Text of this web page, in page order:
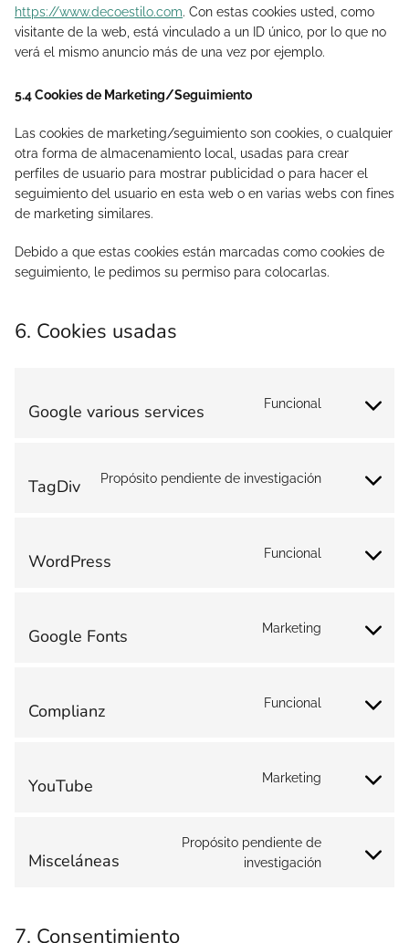
https://www.decoestilo.com. Con estas cookies usted, como
visitante de la web, está vinculado a un ID único, por lo que no
verá el mismo anuncio más de una vez por ejemplo.
5.4 Cookies de Marketing/Seguimiento
Las cookies de marketing/seguimiento son cookies, o cualquier
otra forma de almacenamiento local, usadas para crear
perfiles de usuario para mostrar publicidad o para hacer el
seguimiento del usuario en esta web o en varias webs con fines
de marketing similares.
Debido a que estas cookies están marcadas como cookies de
seguimiento, le pedimos su permiso para colocarlas.
6. Cookies usadas
Google various services Funcional
Consent
services
TagDiv Propósito pendiente de investigación
Consent
WordPress Funcional
Consent
Google Fonts Marketing
Consent
Complianz Funcional
Consent
YouTube Marketing
Consent
Misceláneas
Propósito pendiente de
investigación
Consent
7. Consentimiento